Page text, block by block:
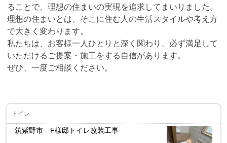
ることで、理想の住まいの実現を追求してまいりました。
理想の住まいとは、そこに住む人の生活スタイルや考え方
で大きく変わります。
私たちは、お客様一人ひとりと深く関わり、必ず満足して
いただけるご提案・施工をする自信があります。
ぜひ、一度ご相談ください。
トイレ
筑紫野市 F様邸トイレ改装工事